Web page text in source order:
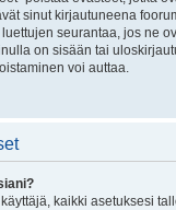
sinut kirjautuneena
seurantaa, jos ne
on sisään tai
voi auttaa.
kaikki asetuksesi